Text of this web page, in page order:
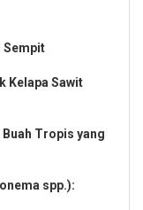
Sempit
Kelapa Sawit
Tropis yang
spp.):